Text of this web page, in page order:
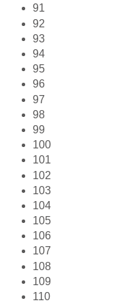
91
92
93
94
95
96
97
98
99
100
101
102
103
104
105
106
107
108
109
110